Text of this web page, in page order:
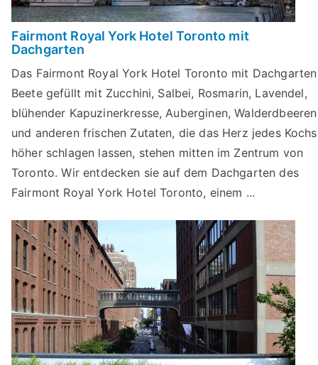
Fairmont Royal York Hotel Toronto mit
Dachgarten
Das Fairmont Royal York Hotel Toronto mit Dachgarten
Beete gefüllt mit Zucchini, Salbei, Rosmarin, Lavendel,
blühender Kapuzinerkresse, Auberginen, Walderdbeeren
und anderen frischen Zutaten, die das Herz jedes Kochs
höher schlagen lassen, stehen mitten im Zentrum von
Toronto. Wir entdecken sie auf dem Dachgarten des
Fairmont Royal York Hotel Toronto, einem ...